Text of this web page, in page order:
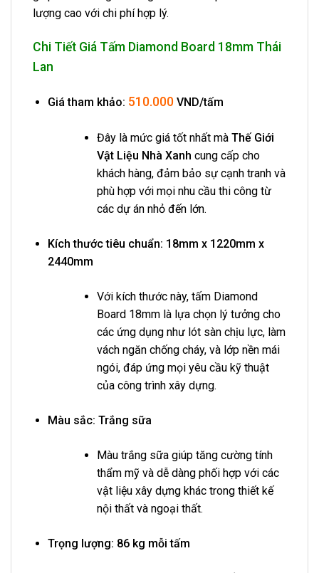
lượng cao với chi phí hợp lý.
Chi Tiết Giá Tấm Diamond Board 18mm Thái
Lan
Giá tham khảo: 510.000 VND/tấm
Đây là mức giá tốt nhất mà Thế Giới
Vật Liệu Nhà Xanh cung cấp cho
khách hàng, đảm bảo sự cạnh tranh và
phù hợp với mọi nhu cầu thi công từ
các dự án nhỏ đến lớn.
Kích thước tiêu chuẩn: 18mm x 1220mm x
2440mm
Với kích thước này, tấm Diamond
Board 18mm là lựa chọn lý tưởng cho
các ứng dụng như lót sàn chịu lực, làm
vách ngăn chống cháy, và lớp nền mái
ngói, đáp ứng mọi yêu cầu kỹ thuật
của công trình xây dựng.
Màu sắc: Trắng sữa
Màu trắng sữa giúp tăng cường tính
thẩm mỹ và dễ dàng phối hợp với các
vật liệu xây dựng khác trong thiết kế
nội thất và ngoại thất.
Trọng lượng: 86 kg mỗi tấm